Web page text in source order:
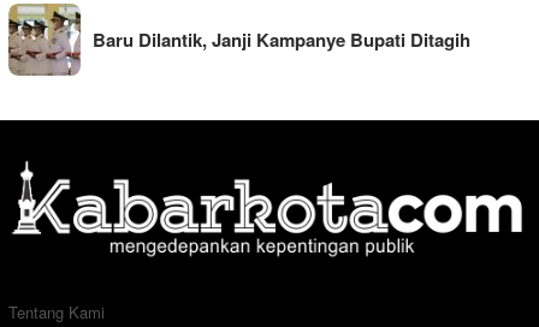
Baru Dilantik, Janji Kampanye Bupati Ditagih
Tentang Kami